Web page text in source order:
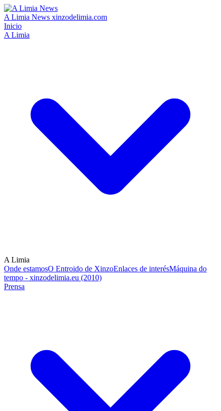
A Limia News xinzodelimia.com
Inicio
A Limia
A Limia
Onde estamosO Entroido de XinzoEnlaces de interésMáquina do
tempo - xinzodelimia.eu (2010)
Prensa